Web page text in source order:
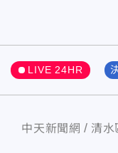
LIVE 24HR
中天新聞網 清水